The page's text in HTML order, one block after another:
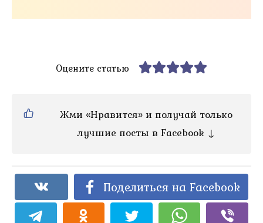
Оцените статью
Жми «Нравится» и получай только
лучшие посты в Facebook ↓
Поделиться на Facebook